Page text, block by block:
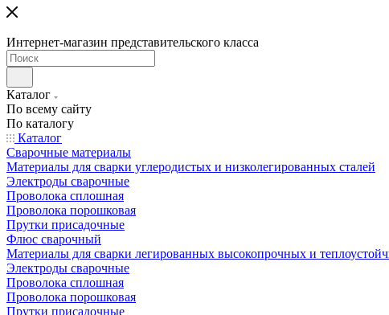
Интернет-магазин представительского класса
Каталог
По всему сайту
По каталогу
Каталог
Сварочные материалы
Материалы для сварки углеродистых и низколегированных сталей
Электроды сварочные
Проволока сплошная
Проволока порошковая
Прутки присадочные
Флюс сварочный
Материалы для сварки легированных высокопрочных и
Электроды сварочные
Проволока сплошная
Проволока порошковая
Прутки присадочные